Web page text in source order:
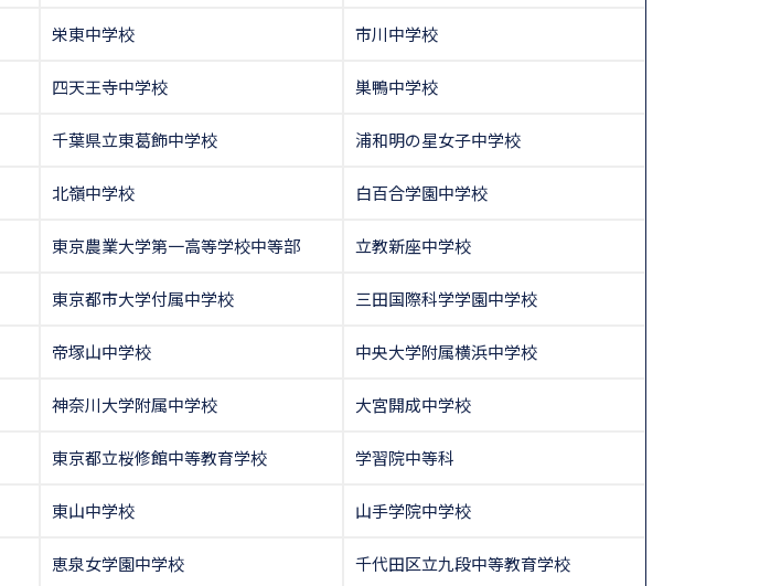
栄東中学校 市川中学校
四天王寺中学校 巣鴨中学校
千葉県立東葛飾中学校 浦和明の星女子中学校
北嶺中学校 白百合学園中学校
東京農業大学第一高等学校中等部 立教新座中学校
東京都市大学付属中学校 三田国際科学学園中学校
帝塚山中学校 中央大学附属横浜中学校
神奈川大学附属中学校 大宮開成中学校
東京都立桜修館中等教育学校 学習院中等科
東山中学校 山手学院中学校
恵泉女学園中学校 千代田区立九段中等教育学校